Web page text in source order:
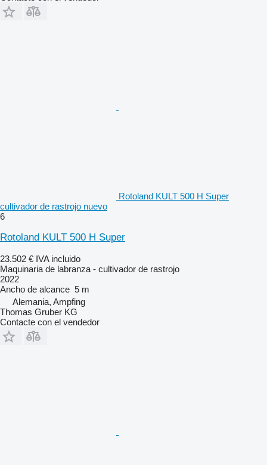
Rotoland KULT 500 H Super
cultivador de rastrojo nuevo
6
Rotoland KULT 500 H Super
23.502 € IVA incluido
Maquinaria de labranza - cultivador de rastrojo
2022
Ancho de alcance 5 m
Alemania, Ampfing
Thomas Gruber KG
Contacte con el vendedor